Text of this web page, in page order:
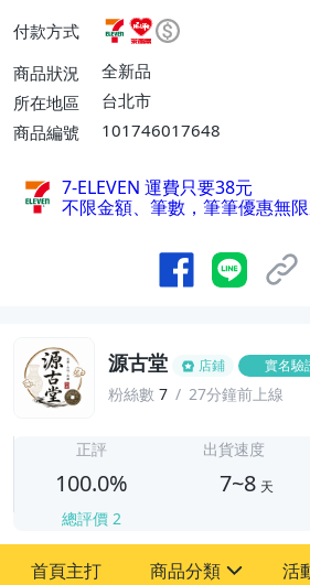
或消費滿$1298免運費】、7-
不付款【免運費】、萊爾富
運費$60、滿5件或消費滿
費】、宅配/貨運【單件運費
付款方式
商品狀況
全新品
所在地區
台北市
商品編號
101746017648
7-ELEVEN 運費只要38元
不限金額、筆數，筆筆優惠無限
源古堂 店鋪 實名驗
粉絲數 7 27分鐘前上線
正評
100.0%
總評價 2
出貨速度
7~8 天
首頁主打 商品分類 活